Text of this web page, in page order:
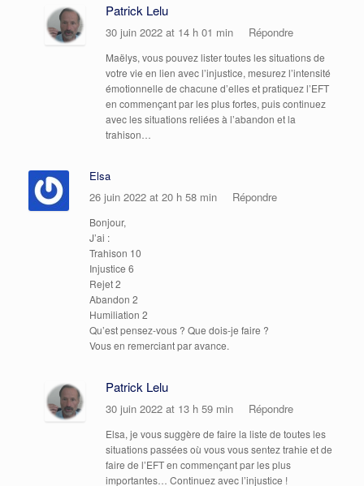
Patrick Lelu
30 juin 2022 at 14 h 01 min Répondre
Maëlys, vous pouvez lister toutes les situations de
votre vie en lien avec l’injustice, mesurez l’intensité
émotionnelle de chacune d’elles et pratiquez l’EFT
en commençant par les plus fortes, puis continuez
avec les situations reliées à l’abandon et la
trahison…
Elsa
26 juin 2022 at 20 h 58 min
Répondre
Bonjour,
J’ai :
Trahison 10
Injustice 6
Rejet 2
Abandon 2
Humiliation 2
Qu’est pensez-vous ? Que dois-je faire ?
Vous en remerciant par avance.
Patrick Lelu
30 juin 2022 at 13 h 59 min Répondre
Elsa, je vous suggère de faire la liste de toutes les
situations passées où vous vous sentez trahie et de
faire de l’EFT en commençant par les plus
importantes… Continuez avec l’injustice !